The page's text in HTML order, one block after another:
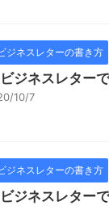
ジネスレターの書き方
ジネスレター
10/7
ジネスレターの書き方
ジネスレター